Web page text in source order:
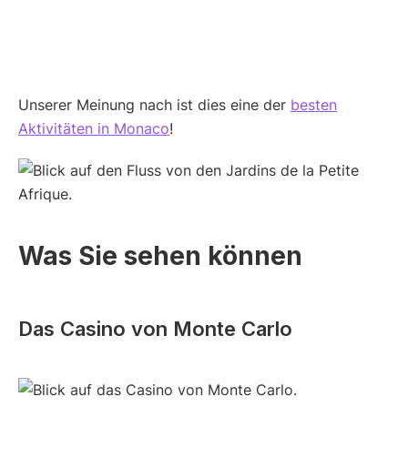
Unserer Meinung nach ist dies eine der besten
Aktivitäten in Monaco!
Was Sie sehen können
Das Casino von Monte Carlo